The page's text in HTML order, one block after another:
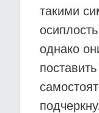
такими
однако